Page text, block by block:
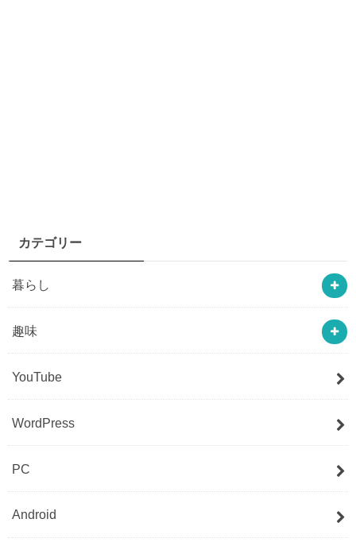
カテゴリー
暮らし
趣味
YouTube
WordPress
PC
Android